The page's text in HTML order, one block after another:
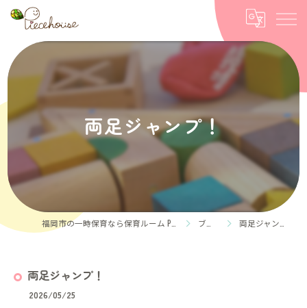
両足ジャンプ！
ブログ 両足ジャンプ！
両足ジャンプ！
2026/05/25